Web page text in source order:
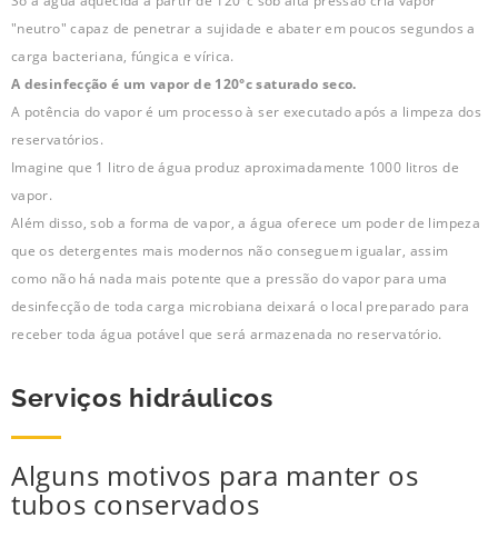
"neutro" capaz de penetrar a sujidade e abater em poucos segundos a
carga bacteriana, fúngica e vírica.
A desinfecção é um vapor de 120°c saturado seco.
A potência do vapor é um processo à ser executado após a limpeza dos
reservatórios.
Imagine que 1 litro de água produz aproximadamente 1000 litros de
vapor.
Além disso, sob a forma de vapor, a água oferece um poder de limpeza
que os detergentes mais modernos não conseguem igualar, assim
como não há nada mais potente que a pressão do vapor para uma
desinfecção de toda carga microbiana deixará o local preparado para
receber toda água potável que será armazenada no reservatório.
Serviços hidráulicos
Alguns motivos para manter os
tubos conservados